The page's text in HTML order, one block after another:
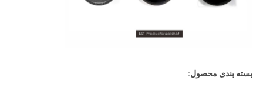
بسته بندی محصول: